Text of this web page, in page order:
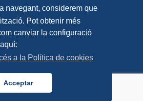
navegant, considerem que
Pot obtenir més
canviar la configuració
a la Política de cookies
Acceptar
Contacta
Política de privadesa
Política de cookies